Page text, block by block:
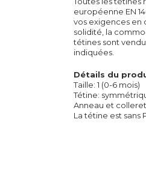
européenne EN
vos exigences en
solidité, la
tétines sont
indiquées.
Détails du
Taille: 1 (0-6 mois)
Tétine:
Anneau et
La tétine est sans